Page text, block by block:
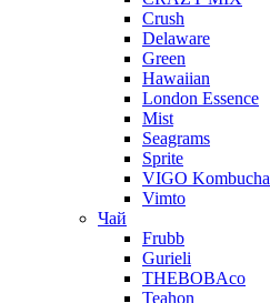
Crush
Delaware
Green
Hawaiian
London Essence
Mist
Seagrams
Sprite
VIGO Kombucha
Vimto
Чай
Frubb
Gurieli
THEBOBAco
Teahon